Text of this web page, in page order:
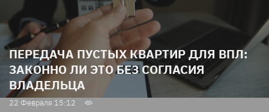
ПЕРЕДАЧА ПУСТЫХ КВАРТИР ДЛЯ ВПЛ:
ЗАКОННО ЛИ ЭТО БЕЗ СОГЛАСИЯ
ВЛАДЕЛЬЦА
22 Февраля 15:12